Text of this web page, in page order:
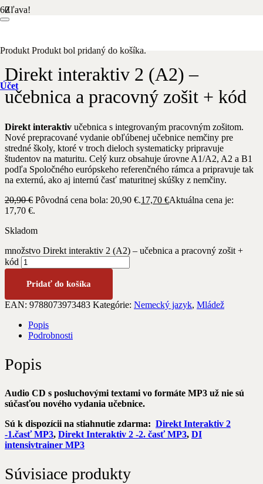
Produkt Produkt bol pridaný do košíka.
Účet
Zľava!
Direkt interaktiv 2 (A2) –
učebnica a pracovný zošit + kód
Direkt interaktiv učebnica s integrovaným pracovným zošitom.
Nové prepracované vydanie obľúbenej učebnice nemčiny pre
stredné školy, ktoré v troch dieloch systematicky pripravuje
študentov na maturitu. Celý kurz obsahuje úrovne A1/A2, A2 a B1
podľa Spoločného európskeho referenčného rámca a pripravuje tak
na externú, ako aj internú časť maturitnej skúšky z nemčiny.
20,90€ Pôvodná cena bola: 20,90 €.17,70 €Aktuálna cena je:
17,70 €.
Skladom
množstvo Direkt interaktiv 2 (A2) – učebnica a pracovný zošit +
kód
Pridať do košíka
EAN: 9788073973483 Kategórie: Nemecký jazyk, Mládež
Popis
Podrobnosti
Popis
Audio CD s posluchovými textami vo formáte MP3 už nie sú
súčasťou nového vydania učebnice.
Sú k dispozícii na stiahnutie zdarma: Direkt Interaktiv 2
-1.časť MP3, Direkt Interaktiv 2 -2. časť MP3, DI
intensivtrainer MP3
Súvisiace produkty